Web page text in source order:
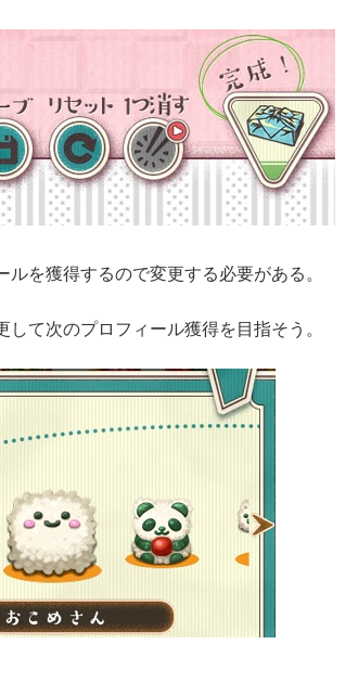
を獲得するので変更する必要がある。
て次のプロフィール獲得を目指そう。